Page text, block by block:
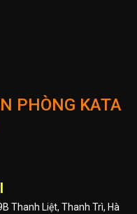
PHÒNG KATA
Thanh Liệt, Thanh Trì, Hà